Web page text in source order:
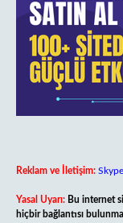
Reklam ve İletişim:
Yasal Uyarı: Bu internet
hiçbir bağlantısı